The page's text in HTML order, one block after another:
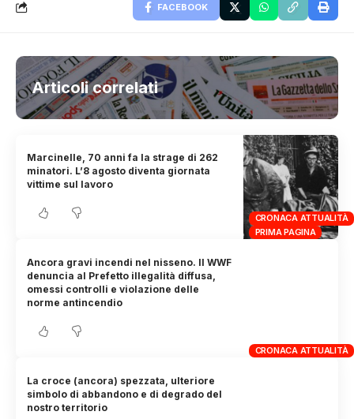
FACEBOOK
Articoli correlati
CRONACA ATTUALITÀ
PRIMA PAGINA
Marcinelle, 70 anni fa la strage di 262
minatori. L’8 agosto diventa giornata
vittime sul lavoro
CRONACA ATTUALITÀ
Ancora gravi incendi nel nisseno. Il WWF
denuncia al Prefetto illegalità diffusa,
omessi controlli e violazione delle
norme antincendio
La croce (ancora) spezzata, ulteriore
simbolo di abbandono e di degrado del
nostro territorio